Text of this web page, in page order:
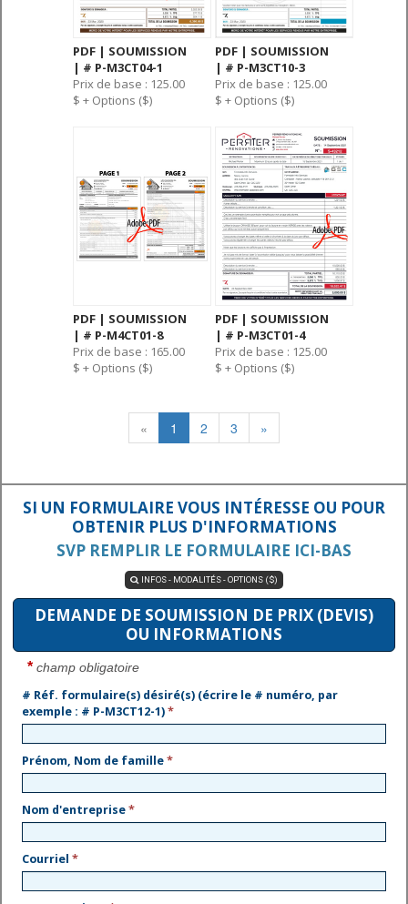
PDF | SOUMISSION
| # P-M3CT04-1
Prix de base : 125.00
$ + Options ($)
PDF | SOUMISSION
| # P-M3CT10-3
Prix de base : 125.00
$ + Options ($)
PDF | SOUMISSION
| # P-M4CT01-8
Prix de base : 165.00
$ + Options ($)
PDF | SOUMISSION
| # P-M3CT01-4
Prix de base : 125.00
$ + Options ($)
« 1 2 3 »
SI UN FORMULAIRE VOUS INTÉRESSE OU POUR
OBTENIR PLUS D'INFORMATIONS
SVP REMPLIR LE FORMULAIRE ICI-BAS
 INFOS - MODALITÉS - OPTIONS ($)
DEMANDE DE SOUMISSION DE PRIX (DEVIS)
OU INFORMATIONS
* champ obligatoire
# Réf. formulaire(s) désiré(s) (écrire le # numéro, par
exemple : # P-M3CT12-1)*
Prénom, Nom de famille*
Nom d'entreprise*
Courriel *